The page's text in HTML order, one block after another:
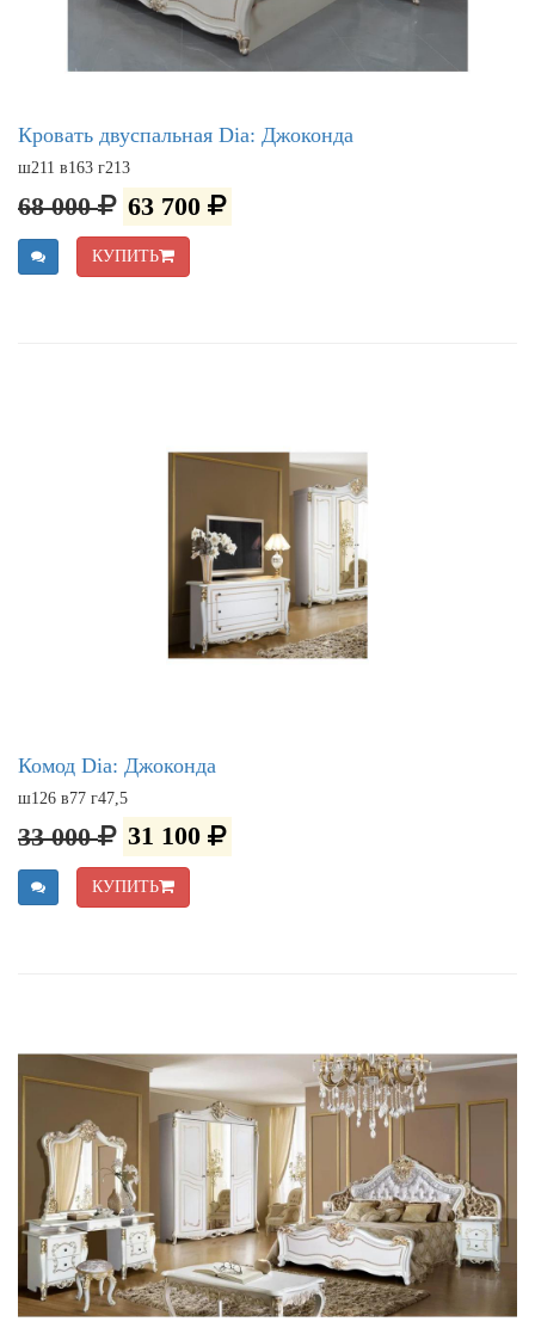
Кровать двуспальная Dia: Джоконда
ш211 в163 г213
68 000 63 700
КУПИТЬ
Комод Dia: Джоконда
ш126 в77 г47,5
33 000 31 100
КУПИТЬ